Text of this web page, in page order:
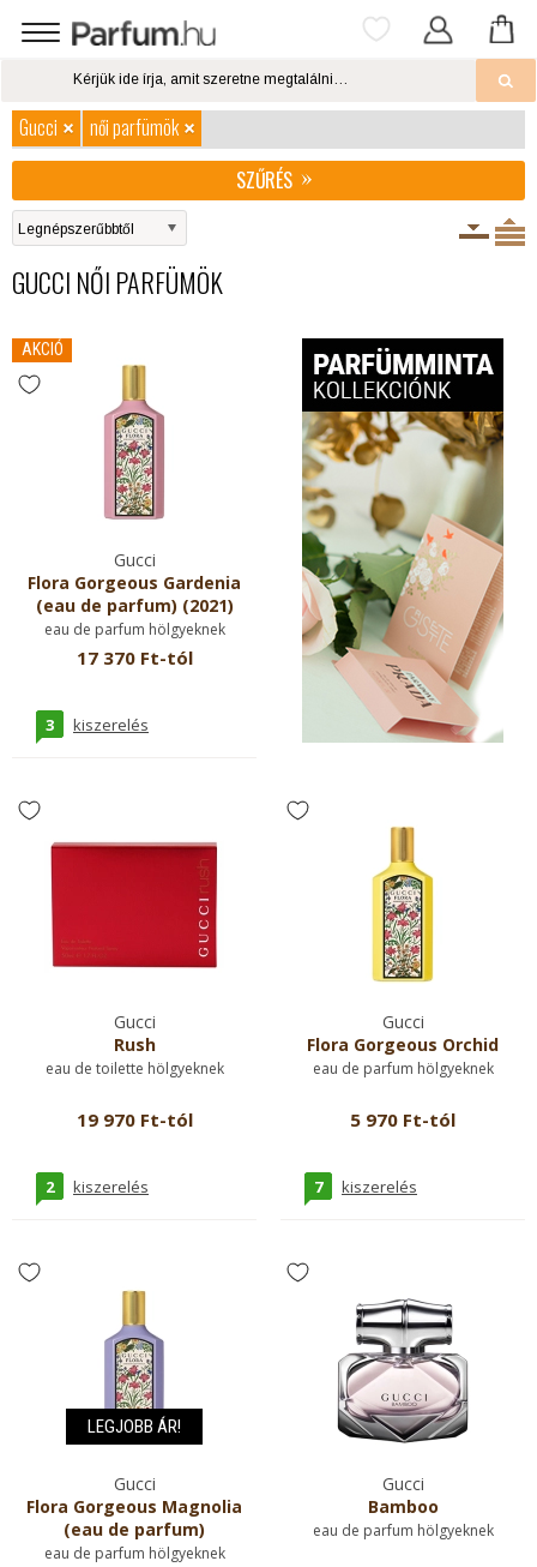
Gucci
női parfümök
SZŰRÉS
GUCCI NŐI PARFÜMÖK
AKCIÓ
Gucci
Flora Gorgeous Gardenia
(eau de parfum) (2021)
eau de parfum hölgyeknek
17 370 Ft-tól
3 kiszerelés
Gucci
Rush
eau de toilette hölgyeknek
19 970 Ft-tól
2 kiszerelés
Gucci
Flora Gorgeous Orchid
eau de parfum hölgyeknek
5 970 Ft-tól
7 kiszerelés
Gucci
Flora Gorgeous Magnolia
(eau de parfum)
eau de parfum hölgyeknek
LEGJOBB ÁR!
Gucci
Bamboo
eau de parfum hölgyeknek